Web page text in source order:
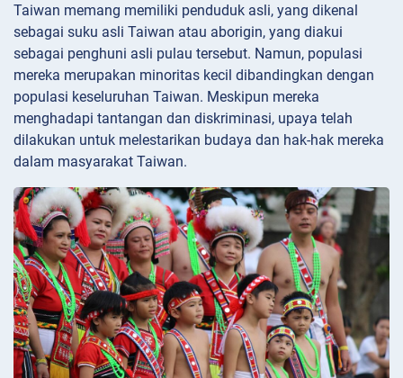
Taiwan memang memiliki penduduk asli, yang dikenal
sebagai suku asli Taiwan atau aborigin, yang diakui
sebagai penghuni asli pulau tersebut. Namun, populasi
mereka merupakan minoritas kecil dibandingkan dengan
populasi keseluruhan Taiwan. Meskipun mereka
menghadapi tantangan dan diskriminasi, upaya telah
dilakukan untuk melestarikan budaya dan hak-hak mereka
dalam masyarakat Taiwan.